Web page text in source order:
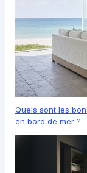
Quels sont les
en bord de mer ?